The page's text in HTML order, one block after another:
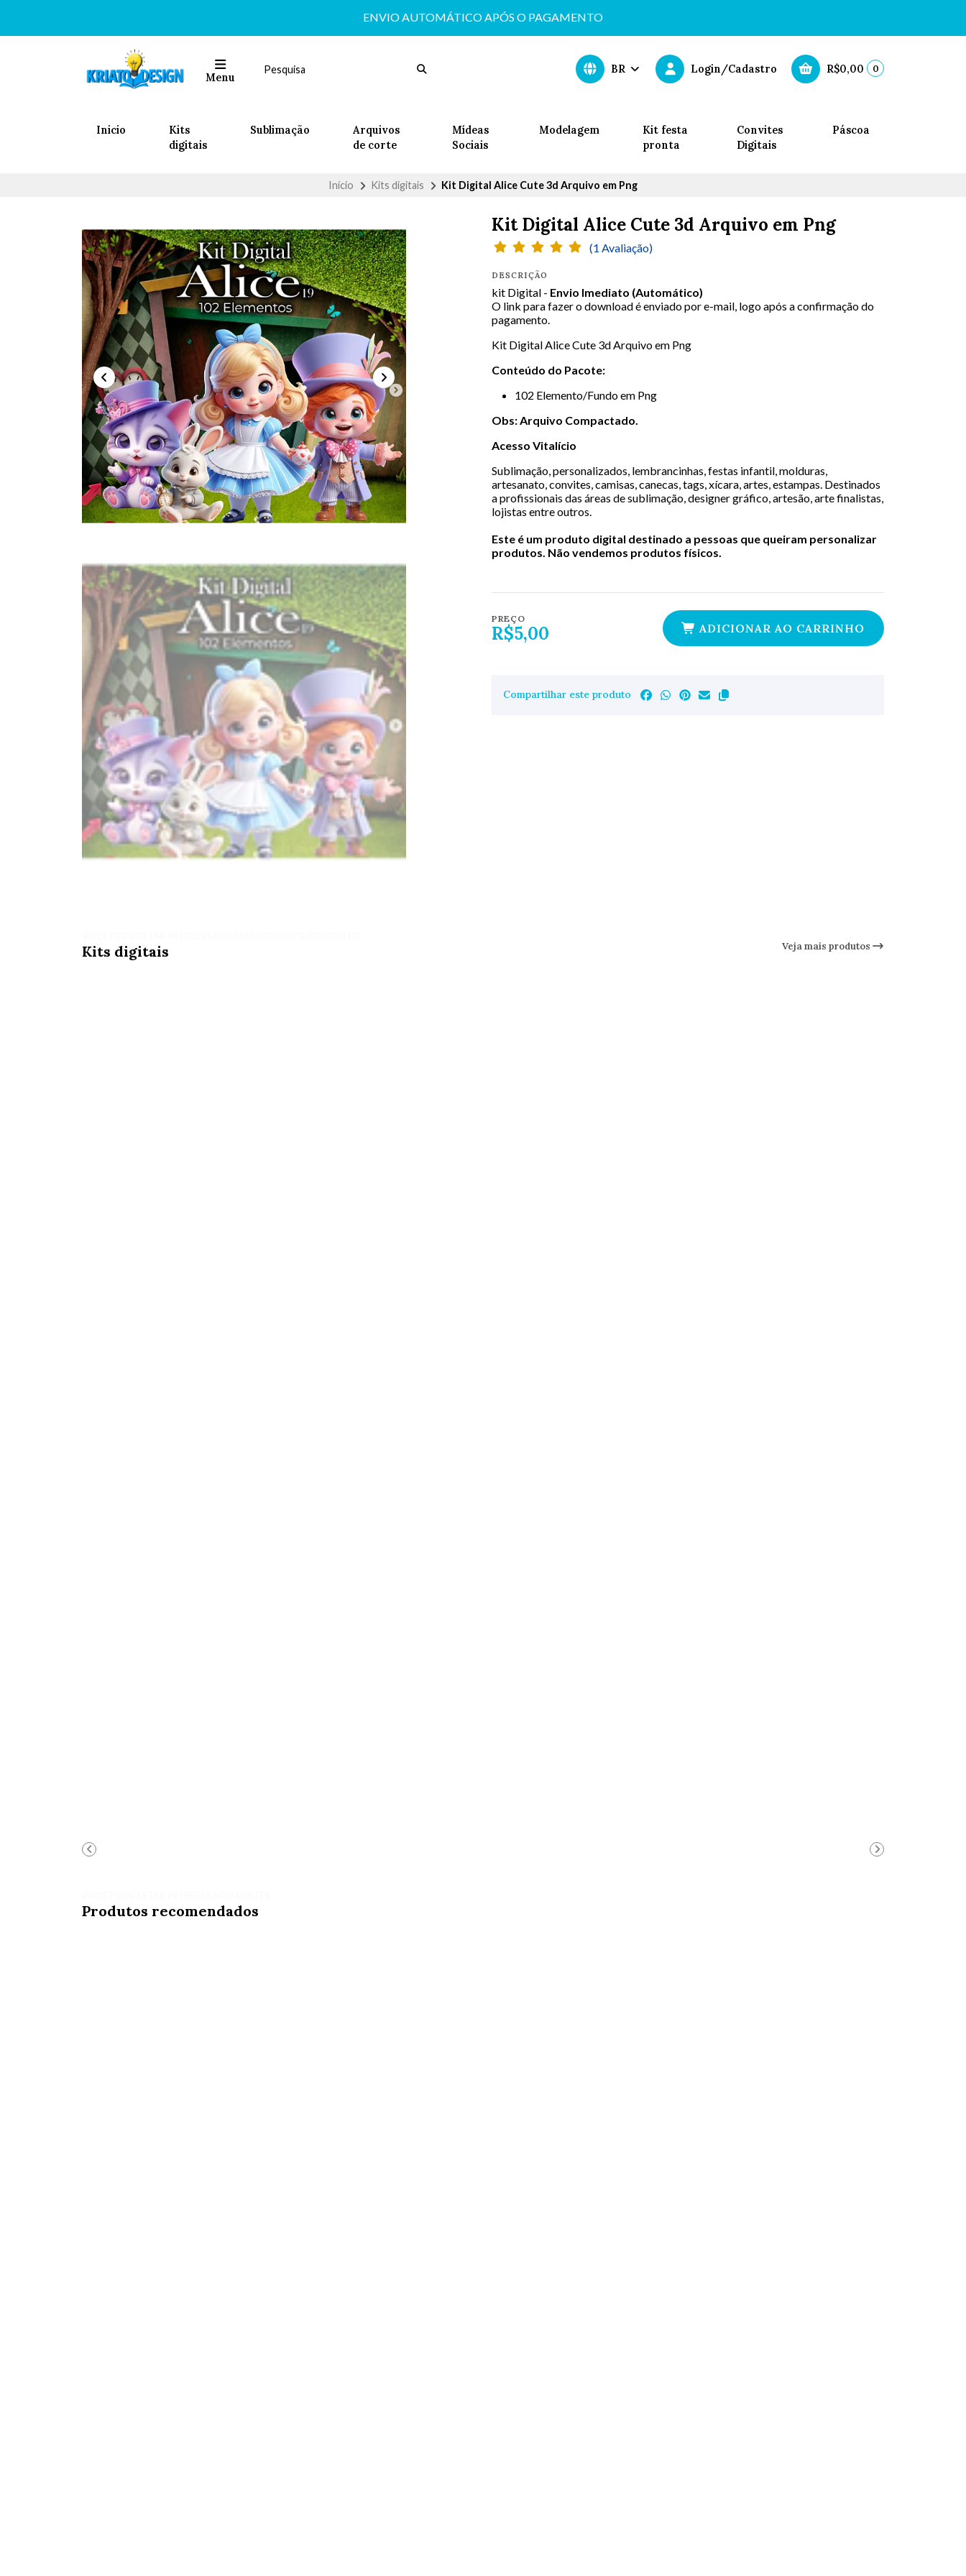
ENVIO AUTOMÁTICO APÓS O PAGAMENTO
Menu
BR Login/Cadastro R$0,00 0
Inicio
Kits
digitais
Sublimação
Arquivos
de corte
Mídeas
Sociais
Modelagem
Kit festa
pronta
Convites
Digitais
Páscoa
Início Kits digitais Kit Digital Alice Cute 3d Arquivo em Png
Kit Digital Alice Cute 3d Arquivo em Png
(1 Avaliação)
DESCRIÇÃO
kit Digital - Envio Imediato (Automático)
O link para fazer o download é enviado por e-mail, logo após a confirmação do
pagamento.
Kit Digital Alice Cute 3d Arquivo em Png
Conteúdo do Pacote:
102 Elemento/Fundo em Png
Obs: Arquivo Compactado.
Acesso Vitalício
Sublimação, personalizados, lembrancinhas, festas infantil, molduras,
artesanato, convites, camisas, canecas, tags, xícara, artes, estampas. Destinados
a profissionais das áreas de sublimação, designer gráfico, artesão, arte finalistas,
lojistas entre outros.
Este é um produto digital destinado a pessoas que queiram personalizar
produtos. Não vendemos produtos físicos.
PREÇO
R$5,00 ADICIONAR AO CARRINHO
Compartilhar este produto
Kits digitais Veja mais produtos
Produtos recomendados